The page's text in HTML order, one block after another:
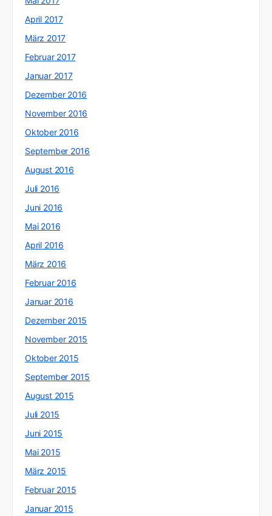
April 2017
März 2017
Februar 2017
Januar 2017
Dezember 2016
November 2016
Oktober 2016
September 2016
August 2016
Juli 2016
Juni 2016
Mai 2016
April 2016
März 2016
Februar 2016
Januar 2016
Dezember 2015
November 2015
Oktober 2015
September 2015
August 2015
Juli 2015
Juni 2015
Mai 2015
März 2015
Februar 2015
Januar 2015